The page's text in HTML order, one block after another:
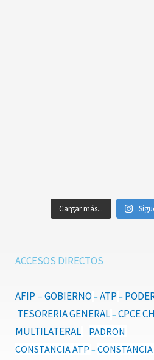
Cargar más...
ACCESOS DIRECTOS
AFIP–GOBIERNO – ATP–
TESORERIA GENERAL– CPCE
MULTILATERAL– PADRON
CONSTANCIA ATP –